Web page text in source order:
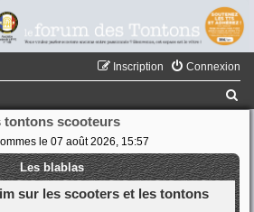
Connexion
Inscription
tontons scooteurs
le 07 août 2026, 15:57
Les blablas
sur les scooters et les tontons